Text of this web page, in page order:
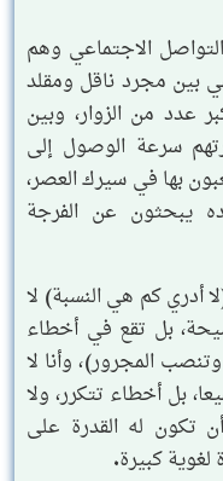
الاجتماعي وهم
بين مجرد ناقل ومقلد
عدد من الزوار، وبين
سرعة الوصول إلى
بها في سيرك العصر،
يبحثون عن الفرجة
أدري كم هي النسبة) لا
بل تقع في أخطاء
المجرور)، وأنا لا
بل أخطاء تتكرر، ولا
تكون له القدرة على
لغوية كبيرة.